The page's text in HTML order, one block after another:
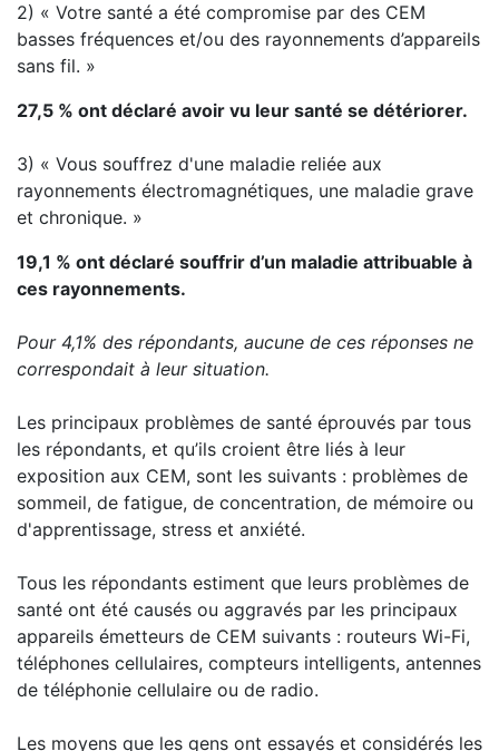
2) « Votre santé a été compromise par des CEM
basses fréquences et/ou des rayonnements d’appareils
sans fil. »
27,5 % ont déclaré avoir vu leur santé se détériorer.
3) « Vous souffrez d'une maladie reliée aux
rayonnements électromagnétiques, une maladie grave
et chronique. »
19,1 % ont déclaré souffrir d’un maladie attribuable à
ces rayonnements.
Pour 4,1% des répondants, aucune de ces réponses ne
correspondait à leur situation.
Les principaux problèmes de santé éprouvés par tous
les répondants, et qu’ils croient être liés à leur
exposition aux CEM, sont les suivants : problèmes de
sommeil, de fatigue, de concentration, de mémoire ou
d'apprentissage, stress et anxiété.
Tous les répondants estiment que leurs problèmes de
santé ont été causés ou aggravés par les principaux
appareils émetteurs de CEM suivants : routeurs Wi-Fi,
téléphones cellulaires, compteurs intelligents, antennes
de téléphonie cellulaire ou de radio.
Les moyens que les gens ont essayés et considérés les